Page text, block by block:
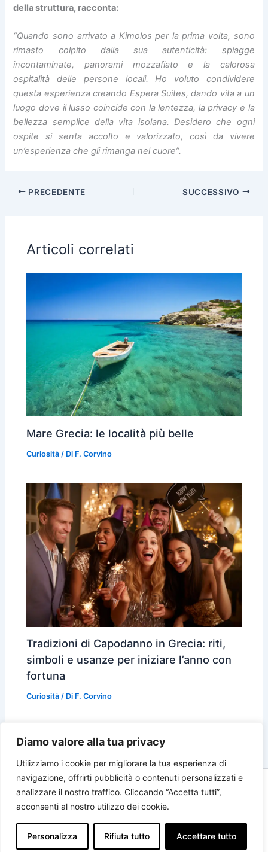
Diamo valore alla tua privacy
Utilizziamo i cookie per migliorare la tua esperienza di
navigazione, offrirti pubblicità o contenuti personalizzati e
analizzare il nostro traffico. Cliccando “Accetta tutti”,
acconsenti al nostro utilizzo dei cookie.
Personalizza Rifiuta tutto Accettare tutto
della struttura, racconta:
“Quando sono arrivato a Kimolos per la prima volta, sono
rimasto colpito dalla sua autenticità: spiagge
incontaminate, panorami mozzafiato e la calorosa
ospitalità delle persone locali. Ho voluto condividere
questa esperienza creando Espera Suites, dando vita a un
luogo dove il lusso coincide con la lentezza, la privacy e la
bellezza semplice della vita isolana. Desidero che ogni
ospite si senta accolto e valorizzato, così da vivere
un’esperienza che gli rimanga nel cuore”.
PRECEDENTE SUCCESSIVO
Articoli correlati
Mare Grecia: le località più belle
Curiosità / Di F. Corvino
Tradizioni di Capodanno in Grecia: riti,
simboli e usanze per iniziare l’anno con
fortuna
Curiosità / Di F. Corvino
Copyright © 2026 Viaggi Grecia | Powered byTema WordPress
Astra
Privacy Policy
Cookie Policy